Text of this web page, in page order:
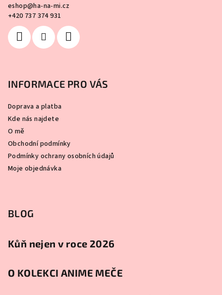
eshop@ha-na-mi.cz
+420 737 374 931
INFORMACE PRO VÁS
Doprava a platba
Kde nás najdete
O mě
Obchodní podmínky
Podmínky ochrany osobních údajů
Moje objednávka
BLOG
Kůň nejen v roce 2026
O KOLEKCI ANIME MEČE